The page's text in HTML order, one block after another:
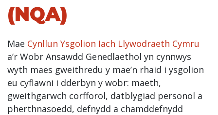
(NQA)
Mae Cynllun Ysgolion Iach Llywodraeth Cymru
a’r Wobr Ansawdd Genedlaethol yn cynnwys
wyth maes gweithredu y mae’n rhaid i ysgolion
eu cyflawni i dderbyn y wobr: maeth,
gweithgarwch corfforol, datblygiad personol a
pherthnasoedd, defnydd a chamddefnydd